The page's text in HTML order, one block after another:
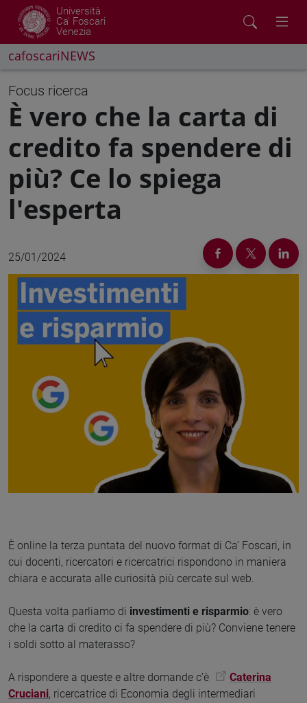
Università
Ca' Foscari
Venezia
cafoscariNEWS
Focus ricerca
È vero che la carta di
credito fa spendere di
più? Ce lo spiega
l'esperta
25/01/2024
È online la terza puntata del nuovo format di Ca’ Foscari, in
cui docenti, ricercatori e ricercatrici rispondono in maniera
chiara e accurata alle curiosità più cercate sul web.
Questa volta parliamo di investimenti e risparmio: è vero
che la carta di credito ci fa spendere di più? Conviene tenere
i soldi sotto al materasso?
A rispondere a queste e altre domande c’è
Caterina
Cruciani, ricercatrice di Economia degli intermediari